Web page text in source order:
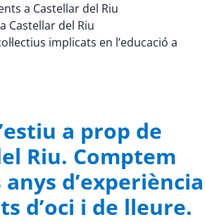
a Castellar del Riu
Castellar del Riu
implicats en l’educació a
a prop de
Riu. Comptem
d’experiència
d’oci i de lleure.